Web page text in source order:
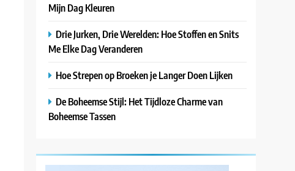
Mijn Dag Kleuren
Drie Jurken, Drie Werelden: Hoe Stoffen en Snits
Me Elke Dag Veranderen
Hoe Strepen op Broeken je Langer Doen Lijken
De Boheemse Stijl: Het Tijdloze Charme van
Boheemse Tassen